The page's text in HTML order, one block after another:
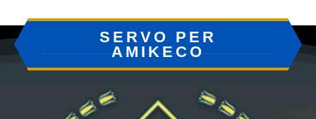
SERVO PER
AMIKECO